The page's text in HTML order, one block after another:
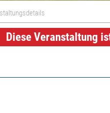
Diese Veranstaltung